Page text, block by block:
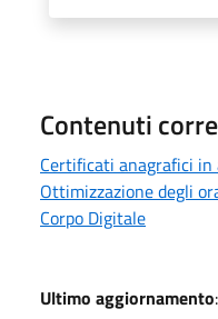
Contenuti
Certificati anagrafici in
Ottimizzazione degli
Corpo Digitale
Ultimo aggiornamento